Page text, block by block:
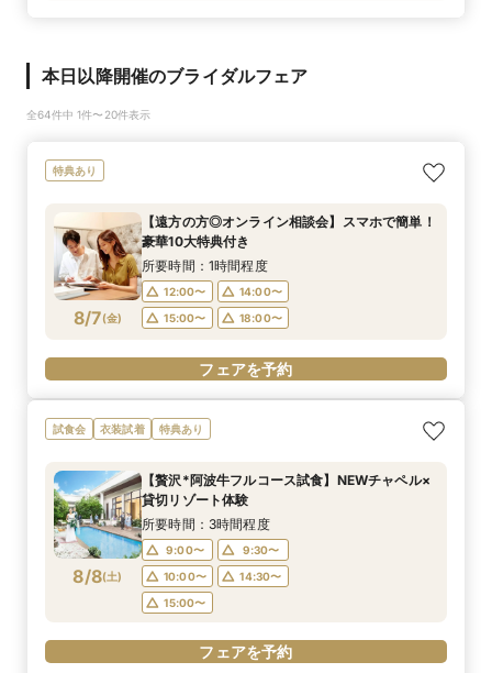
本日以降開催のブライダルフェア
全64件中 1件〜20件表示
特典あり
8/7(金)
【遠方の方◎オンライン相談会】スマホで簡単！
豪華10大特典付き
所要時間：1時間程度
12:00〜
14:00〜
15:00〜
18:00〜
フェアを予約
試食会 衣装試着 特典あり
8/8(土)
【贅沢*阿波牛フルコース試食】NEWチャペル×
貸切リゾート体験
所要時間：3時間程度
9:00〜
9:30〜
10:00〜
14:30〜
15:00〜
フェアを予約